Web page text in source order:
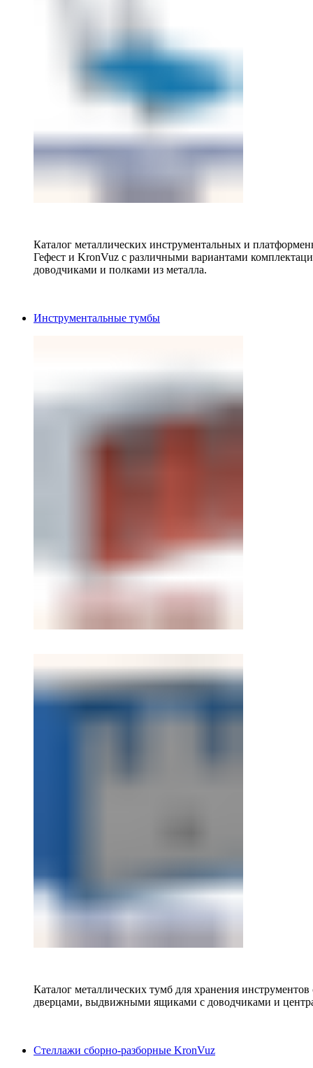
Каталог металлических инструментальных и
Гефест и KronVuz с различными вариантами
доводчиками и полками из металла.
Инструментальные тумбы
Каталог металлических тумб для хранения
дверцами, выдвижными ящиками с доводчиками и
Стеллажи сборно-разборные KronVuz